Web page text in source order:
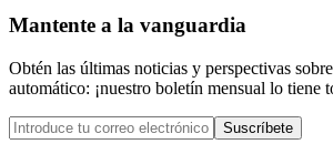
Mantente a la vanguardia
Obtén las últimas noticias y perspectivas
automático: ¡nuestro boletín mensual lo tiene
Suscríbete